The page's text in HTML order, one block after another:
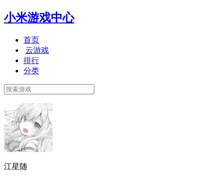
小米游戏中心
首页
云游戏
排行
分类
江星随